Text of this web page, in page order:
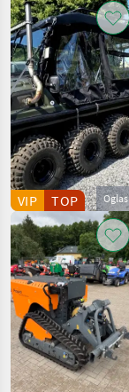
Oglas
VIP TOP